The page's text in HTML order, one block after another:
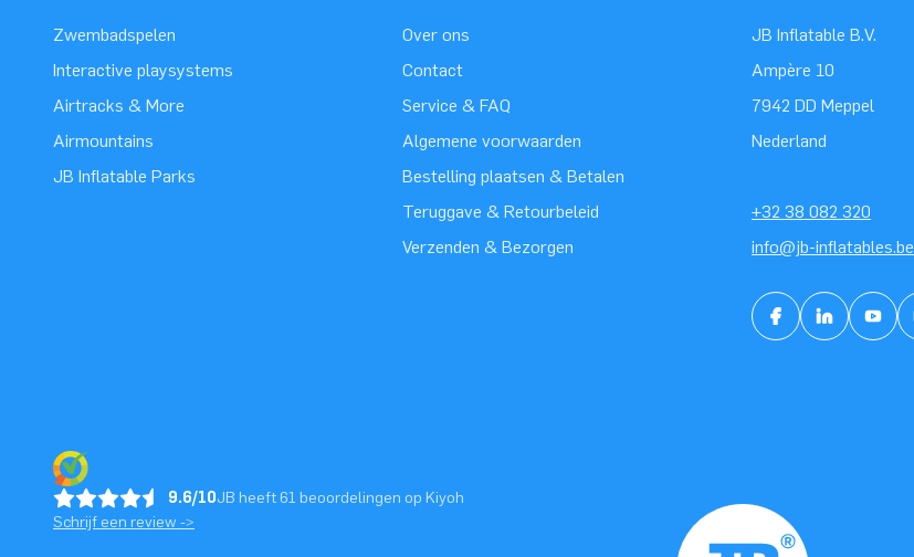
Zwembadspelen
Interactive playsystems
Airtracks & More
Airmountains
JB Inflatable Parks
Over ons
Contact
Service & FAQ
Algemene voorwaarden
Bestelling plaatsen & Betalen
Teruggave & Retourbeleid
Verzenden & Bezorgen
JB Inflatable B.V.
Ampère 10
7942 DD Meppel
Nederland
+32 38 082 320
info@jb-inflatables.be
9.6/10JB heeft 61 beoordelingen op Kiyoh
Schrijf een review ->